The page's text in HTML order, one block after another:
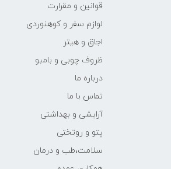
قوانین و مقرارت
لوازم سفر و کوهنوردی
اجاق و هیتر
ظروف چوبی و بامبو
درباره ما
تماس با ما
آرایشی و بهداشتی
پتو و روتختی
سلامت،طب و درمان